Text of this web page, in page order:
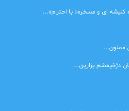
کلیشه ای و مسخره« با احترام»...
ممنون...
دژخیمشم بزارین...